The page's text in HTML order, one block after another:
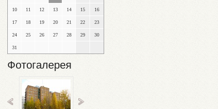
10 11 12 13 14 15 16
17 18 19 20 21 22 23
24 25 26 27 28 29 30
31
Фотогалерея